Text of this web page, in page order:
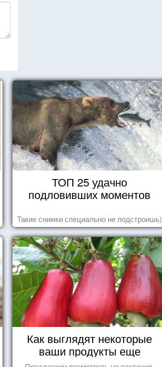
ТОП 25 удачно
подловивших моментов
Такие снимки специально не подстроишь)
Как выглядят некоторые
ваши продукты еще
живыми?